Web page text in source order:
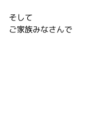
そして
ご家族みなさんで